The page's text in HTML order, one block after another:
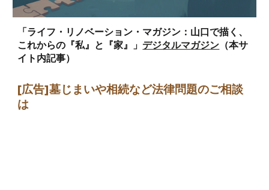
「ライフ・リノベーション・マガジン：山口で描く、
これからの『私』と『家』」 デジタルマガジン （本サ
イト内記事）
[広告]墓じまいや相続など法律問題のご相談
は